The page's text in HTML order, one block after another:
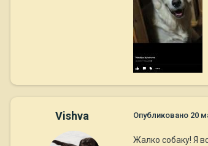
Vishva Опубликовано 20
Жалко собаку! Я